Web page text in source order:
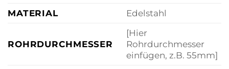
MATERIAL
Edelstahl
ROHRDURCHMESSER
[Hier
Rohrdurchmesser
einfügen, z.B. 55mm]